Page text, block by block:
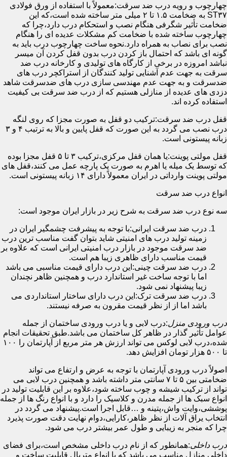
چهارچوب و رویه درب ضد سرقت:معمولاً با استفاده از ورق فولادی
ST۳۷ به ضخامت ۱.۵ تا ۲ میلی متر ساخته شده است،که این
ضخامت تأثیر شگرفی هنگام نصب و استحکام درب دارد،چرا که
چهارچوب ساخته شده با ضخامت کم مشکلات عدیده ای را هنگام
نصب برای نصاب به همراه دارد.نحوه ساخت چهارچوب درب باید به
گونه ای باشد که احتمال باز کردن درب بدون قفل کردن آن میسر
نباشد امروزه در برخی از کارگاه های تولیدی و کارخانه درب ضد
سرقت به جهت عدم آشنایی تولید کنندگان از استراکچر درب های
ضدسرقت و به جهت عدم مهندسی سازی درب های ضدسرقت شاهد
دزدی های عدیده از منازلی هستیم که از درب ضد سرقت بی کیفیت
استفاده کرده اند.
قفل درب ضد سرقت:ترکیب دو قفل به صورت مجزا که روی لنگه
درب نصب می گردد به این صورت که قفل پایین و بالا به ترتیب ۴ و ۳
زبانه پیستونی است.
قفل مولتی پوینت:یا همان قفل مرکزی،ترکیب ۳ تا ۵ قفل مجزا بوده
که توسط یک میله یا اهرم به صورت یک پارچه عمل می کنند،قفل های
مولتی پوینت وارداتی در ایران معمولاً دارای ۱۴ زبانه پیستونی است.
انواع درب ضد سرقت
سه نوع درب ضد سرقت به شرح زیر در بازار ایران موجود است:
درب ضد سرقت ایرانی:با توجه به پیشرفت چشمگیر ایران در
زمینه تولید درب های امنیتی شاید بتوان گفت مناسب ترین درب
ضد سرقت موجود در بازار درب امنیتی ایرانی است که علاوه بر
قیمت مناسب دارای ظاهری زیبا هم است.
درب ضد سرقت چینی:این درب دارای قیمت مناسبی می باشد
اما با توجه ساخت غیر استاندارد درب و همچنین ظاهر نچندان
زیبا پیشنهاد نمی شود.
درب ضد سرقت ترک:این درب دارای ساختار استانداردی می
باشد اما از از نظر قیمت مقرون به صرفه نیستند.
درب ورودی منزل:درب لابی و یا درب ورودی ساختمان از جمله
عوامل تأثیر گذار در ظاهر کل ساختمان می باشد.طبق تحقیقات انجام
شده،درب لابی لوکس می تواند ارزش هر متر مربع از آپارتمان را ۱۰۰
تا ۵۰۰ هزار تومان افزایش دهد.
اصولاً درب ورودی آپارتمان با توجه به عرض و ارتفاع می تواند
ضخامتی بین ۵ تا ۷ سانتی متر داشته باشد و همچنین درب لابی می
تواند از ترکیب شیشه و چوب ساخته شود،علاوه بر این قابلیت تولید در
انواع سبک ها از جمله مدرن و کلاسیک را دارد و با انواع رنگ ها از جمله
پوششی،وایت واش،پتینه و …قابل اجرا است.پیشنهاد می گردد در
انتخاب یراق آلات از نظر ظاهر،کارایی،دوام نهایت دقت صورت پذیرد
چرا که منجر به زیبایی و طول عمر بیشتر درب می شود.
درب داخلی:همانطور که از نام درب داخلی مشخص است،برای فضای
داخلی منازل مناسب می باشد که با انواع متریال قابلیت ساخت و